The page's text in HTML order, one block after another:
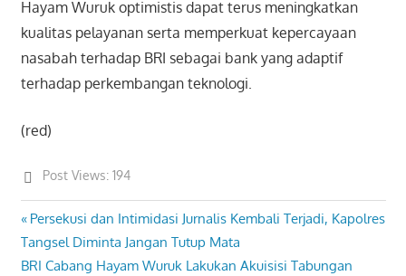
Hayam Wuruk optimistis dapat terus meningkatkan
kualitas pelayanan serta memperkuat kepercayaan
nasabah terhadap BRI sebagai bank yang adaptif
terhadap perkembangan teknologi.
(red)
Post Views: 194
Post
navigation
Previous
Post:
Persekusi dan Intimidasi Jurnalis Kembali Terjadi, Kapolres
Tangsel Diminta Jangan Tutup Mata
Next
BRI Cabang Hayam Wuruk Lakukan Akuisisi Tabungan